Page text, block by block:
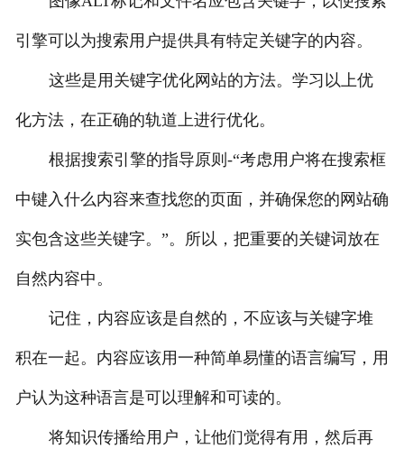
引擎可以为搜索用户提供具有特定关键字的内容。
这些是用关键字优化网站的方法。学习以上优
化方法，在正确的轨道上进行优化。
根据搜索引擎的指导原则-“考虑用户将在搜索框
中键入什么内容来查找您的页面，并确保您的网站确
实包含这些关键字。”。所以，把重要的关键词放在
自然内容中。
记住，内容应该是自然的，不应该与关键字堆
积在一起。内容应该用一种简单易懂的语言编写，用
户认为这种语言是可以理解和可读的。
将知识传播给用户，让他们觉得有用，然后再